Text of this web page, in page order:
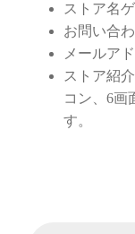
お問い合わせ
フルカスタマイ
みんなのPC組立
ストア名
お問い合
メールア
ストア紹
コン、6画
す。